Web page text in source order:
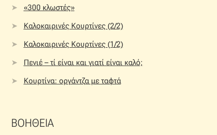
«300 κλωστές»
Καλοκαιρινές Κουρτίνες (2/2)
Καλοκαιρινές Κουρτίνες (1/2)
Πενιέ – τί είναι και γιατί είναι καλό;
Κουρτίνα: οργάντζα με ταφτά
ΒΟΗΘΕΙΑ